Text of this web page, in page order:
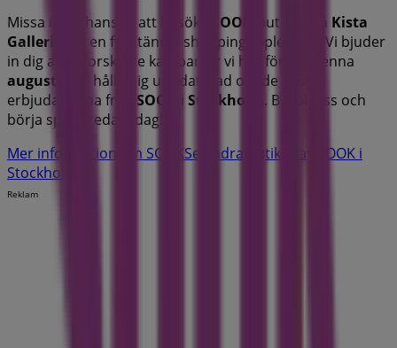
Missa inte chansen att besöka
SOOK -butiken på Kista
Galleria
för en fullständig shoppingupplevelse. Vi bjuder
in dig att utforska de kampanjer vi har för dig denna
augusti
och hålla dig uppdaterad om de bästa
erbjudandena från SOOK Stockholm . Besök oss och
börja spara redan idag!
Mer information om SOOK Se andra butiker av SOOK i
Stockholm
Reklam